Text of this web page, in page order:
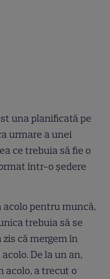
una planificată pe
urmare a unei
ce trebuia să fie o
într-o ședere
acolo pentru muncă,
trebuia să se
că mergem în
De la un an,
acolo, a trecut o